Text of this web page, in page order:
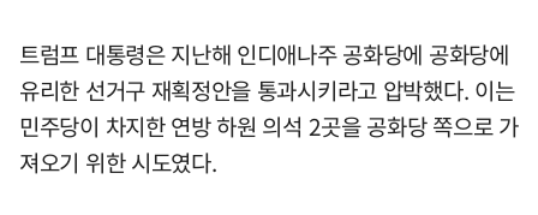
트럼프 대통령은 지난해 인디애나주 공화당에 공화당에
유리한 선거구 재획정안을 통과시키라고 압박했다. 이는
민주당이 차지한 연방 하원 의석 2곳을 공화당 쪽으로 가
져오기 위한 시도였다.